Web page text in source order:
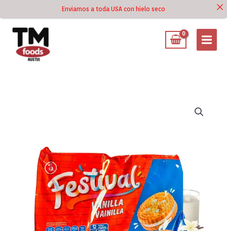
Enviamos a toda USA con hielo seco
al
contenido
Vainilla
Unidades
cantidad